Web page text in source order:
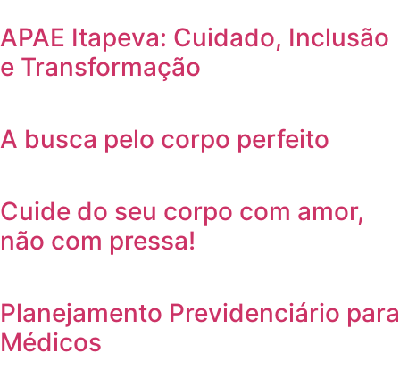
APAE Itapeva: Cuidado, Inclusão
e Transformação
A busca pelo corpo perfeito
Cuide do seu corpo com amor,
não com pressa!
Planejamento Previdenciário para
Médicos